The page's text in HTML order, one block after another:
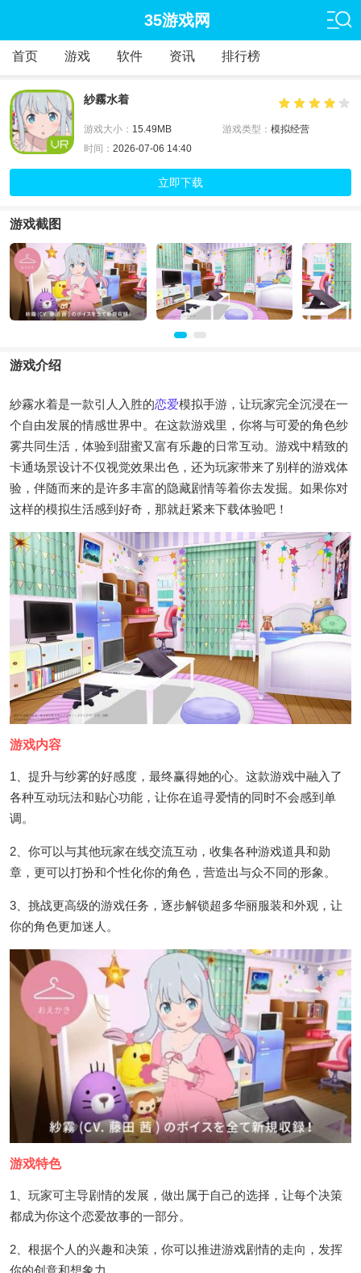
35游戏网
首页 游戏 软件 资讯 排行榜
紗霧水着
游戏大小： 15.49MB 游戏类型： 模拟经营
时间： 2026-07-06 14:40
立即下载
游戏截图
游戏介绍
紗霧水着是一款引人入胜的恋爱模拟手游，让玩家完全沉浸在一
个自由发展的情感世界中。在这款游戏里，你将与可爱的角色纱
雾共同生活，体验到甜蜜又富有乐趣的日常互动。游戏中精致的
卡通场景设计不仅视觉效果出色，还为玩家带来了别样的游戏体
验，伴随而来的是许多丰富的隐藏剧情等着你去发掘。如果你对
这样的模拟生活感到好奇，那就赶紧来下载体验吧！
游戏内容
1、提升与纱雾的好感度，最终赢得她的心。这款游戏中融入了
各种互动玩法和贴心功能，让你在追寻爱情的同时不会感到单
调。
2、你可以与其他玩家在线交流互动，收集各种游戏道具和勋
章，更可以打扮和个性化你的角色，营造出与众不同的形象。
3、挑战更高级的游戏任务，逐步解锁超多华丽服装和外观，让
你的角色更加迷人。
游戏特色
1、玩家可主导剧情的发展，做出属于自己的选择，让每个决策
都成为你这个恋爱故事的一部分。
2、根据个人的兴趣和决策，你可以推进游戏剧情的走向，发挥
你的创意和想象力。